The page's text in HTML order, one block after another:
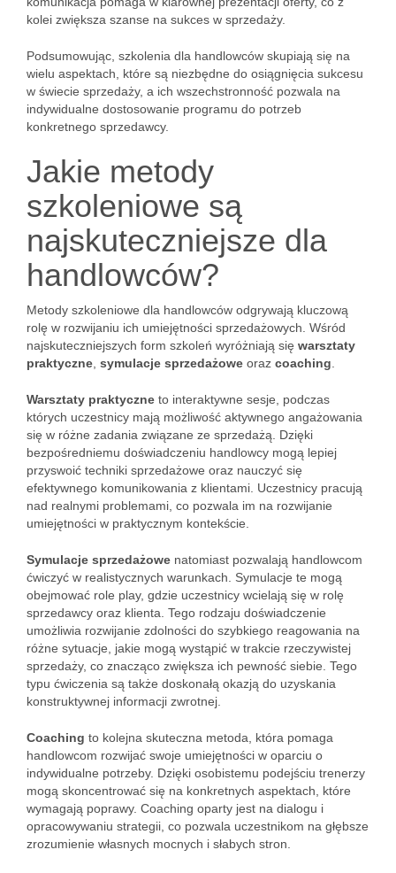
kolei zwiększa szanse na sukces w sprzedaży.
Podsumowując, szkolenia dla handlowców skupiają się na
wielu aspektach, które są niezbędne do osiągnięcia sukcesu
w świecie sprzedaży, a ich wszechstronność pozwala na
indywidualne dostosowanie programu do potrzeb
konkretnego sprzedawcy.
Jakie metody
szkoleniowe są
najskuteczniejsze dla
handlowców?
Metody szkoleniowe dla handlowców odgrywają kluczową
rolę w rozwijaniu ich umiejętności sprzedażowych. Wśród
najskuteczniejszych form szkoleń wyróżniają się warsztaty
praktyczne symulacje sprzedażowe oraz coaching
Warsztaty praktyczne to interaktywne sesje, podczas
których uczestnicy mają możliwość aktywnego angażowania
się w różne zadania związane ze sprzedażą. Dzięki
bezpośredniemu doświadczeniu handlowcy mogą lepiej
przyswoić techniki sprzedażowe oraz nauczyć się
efektywnego komunikowania z klientami. Uczestnicy pracują
nad realnymi problemami, co pozwala im na rozwijanie
umiejętności w praktycznym kontekście.
Symulacje sprzedażowe natomiast pozwalają handlowcom
ćwiczyć w realistycznych warunkach. Symulacje te mogą
obejmować role play, gdzie uczestnicy wcielają się w rolę
sprzedawcy oraz klienta. Tego rodzaju doświadczenie
umożliwia rozwijanie zdolności do szybkiego reagowania na
różne sytuacje, jakie mogą wystąpić w trakcie rzeczywistej
sprzedaży, co znacząco zwiększa ich pewność siebie. Tego
typu ćwiczenia są także doskonałą okazją do uzyskania
konstruktywnej informacji zwrotnej.
Coaching to kolejna skuteczna metoda, która pomaga
handlowcom rozwijać swoje umiejętności w oparciu o
indywidualne potrzeby. Dzięki osobistemu podejściu trenerzy
mogą skoncentrować się na konkretnych aspektach, które
wymagają poprawy. Coaching oparty jest na dialogu i
opracowywaniu strategii, co pozwala uczestnikom na głębsze
zrozumienie własnych mocnych i słabych stron.